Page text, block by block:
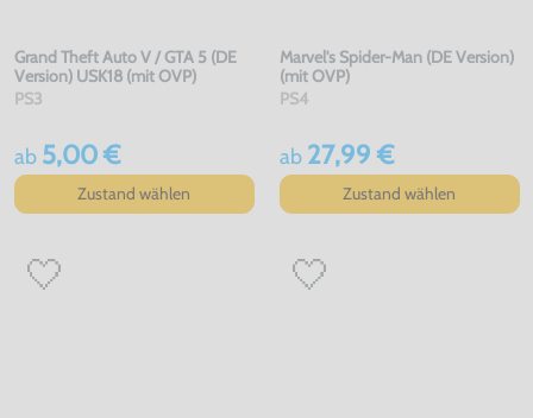
Grand Theft Auto V / GTA 5 (DE
Version) USK18 (mit OVP)
PS3
ab 5,00 €
Zustand wählen
Marvel's Spider-Man (DE Version)
(mit OVP)
PS4
ab 27,99 €
Zustand wählen